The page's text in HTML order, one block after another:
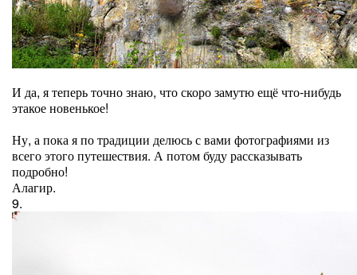
И да, я теперь точно знаю, что скоро замутю ещё что-нибудь
этакое новенькое!
Ну, а пока я по традиции делюсь с вами фотографиями из
всего этого путешествия. А потом буду рассказывать
подробно!
Алагир.
9.